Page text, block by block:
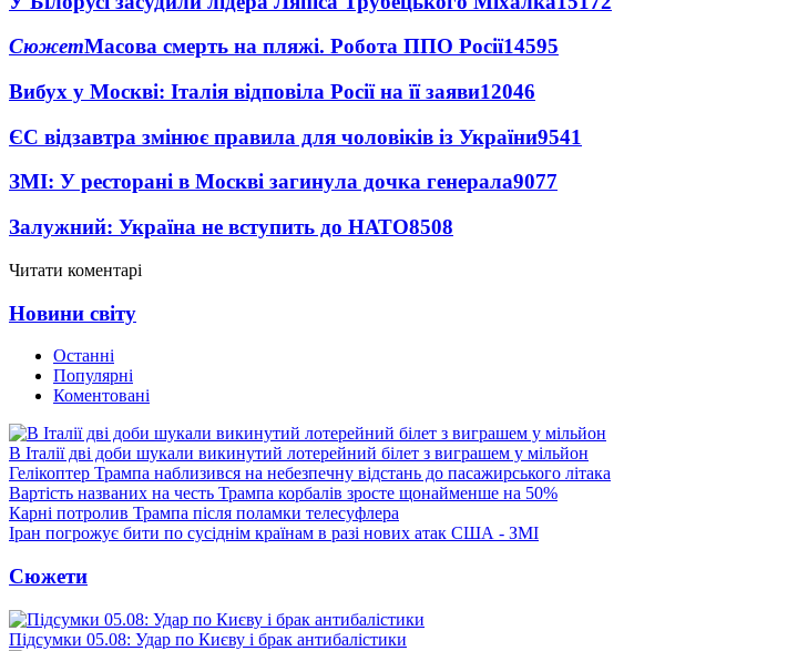
СюжетМасова смерть на пляжі. Робота ППО Росії14595
Вибух у Москві: Італія відповіла Росії на її заяви12046
ЄС відзавтра змінює правила для чоловіків із України9541
ЗМІ: У ресторані в Москві загинула дочка генерала9077
Залужний: Україна не вступить до НАТО8508
Читати коментарі
Новини світу
Останні
Популярні
Коментовані
В Італії дві доби шукали викинутий лотерейний білет з виграшем у мільйон
Гелікоптер Трампа наблизився на небезпечну відстань до пасажирського літака
Вартість названих на честь Трампа корбалів зросте щонайменше на 50%
Карні потролив Трампа після поламки телесуфлера
Іран погрожує бити по сусіднім країнам в разі нових атак США - ЗМІ
Сюжети
Підсумки 05.08: Удар по Києву і брак антибалістики